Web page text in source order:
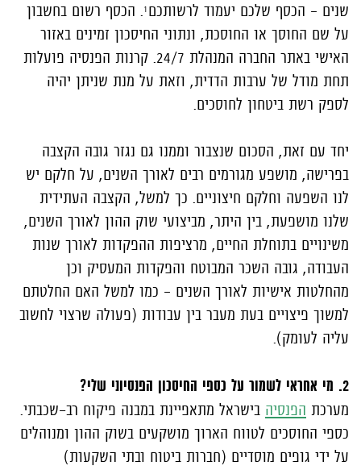
שנים – הכסף שלכם יעמוד לרשותכם¹. הכסף רשום בחשבון
על שם החוסך או החוסכת, ונתוני החיסכון זמינים באזור
האישי באתר החברה המנהלת 24/7. קרנות הפנסיה פועלות
תחת מודל של ערבות הדדית, וזאת על מנת שניתן יהיה
לספק רשת ביטחון לחוסכים.
יחד עם זאת, הסכום שנצבור וממנו גם נגזר גובה הקצבה
בפרישה, מושפע מגורמים רבים לאורך השנים, על חלקם יש
לנו השפעה וחלקם חיצוניים. כך למשל, הקצבה העתידית
שלנו מושפעת, בין היתר, מביצועי שוק ההון לאורך השנים,
משינויים בתוחלת החיים, מרציפות ההפקדות לאורך שנות
העבודה, גובה השכר המבוטח והפקדות המעסיק וכן
מהחלטות אישיות לאורך השנים – כמו למשל האם החלטתם
למשוך פיצויים בעת מעבר בין עבודות (פעולה שרצוי לחשוב
עליה לעומק).
2. מי אחראי לשמור על כספי החיסכון הפנסיוני שלי?
מערכת הפנסיה בישראל מתאפיינת במבנה פיקוח רב-שכבתי.
כספי החוסכים לטווח הארוך מושקעים בשוק ההון ומנוהלים
על ידי גופים מוסדיים (חברות ביטוח ובתי השקעות)